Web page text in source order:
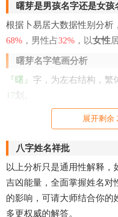
曙芽是男孩名字还是女孩
根据卜易居大数据性别分析
68% ，男性占32% ，以女性
曙芽名字笔画分析
『曙』 字，为左右结构，繁
17划。
字，为上下结构，繁
该名字的五格笔画搭配为：
曙芽名字性格印象
展开剩余
八字姓名祥批
以上分析只是通用性解释，
吉凶能量，全面掌握姓名对
的影响，可请大师结合你的
多更权威的解答。